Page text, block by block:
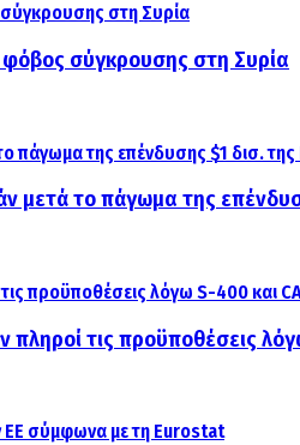
φόβος σύγκρουσης στη Συρία
μετά το πάγωμα της
πληροί τις προϋποθέσεις